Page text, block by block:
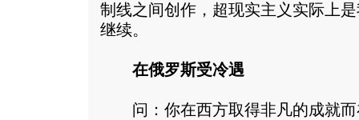
制线之间创作，超现实主义实际上
继续。
在俄罗斯受冷遇
问：你在西方取得非凡的成就而